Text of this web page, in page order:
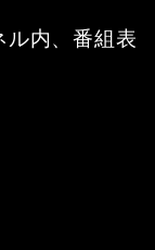
ル内、番組表